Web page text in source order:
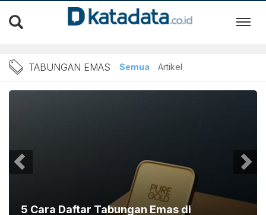
Berita tabungan emas
TABUNGAN EMAS Semua Artikel
5 Cara Daftar Tabungan Emas di